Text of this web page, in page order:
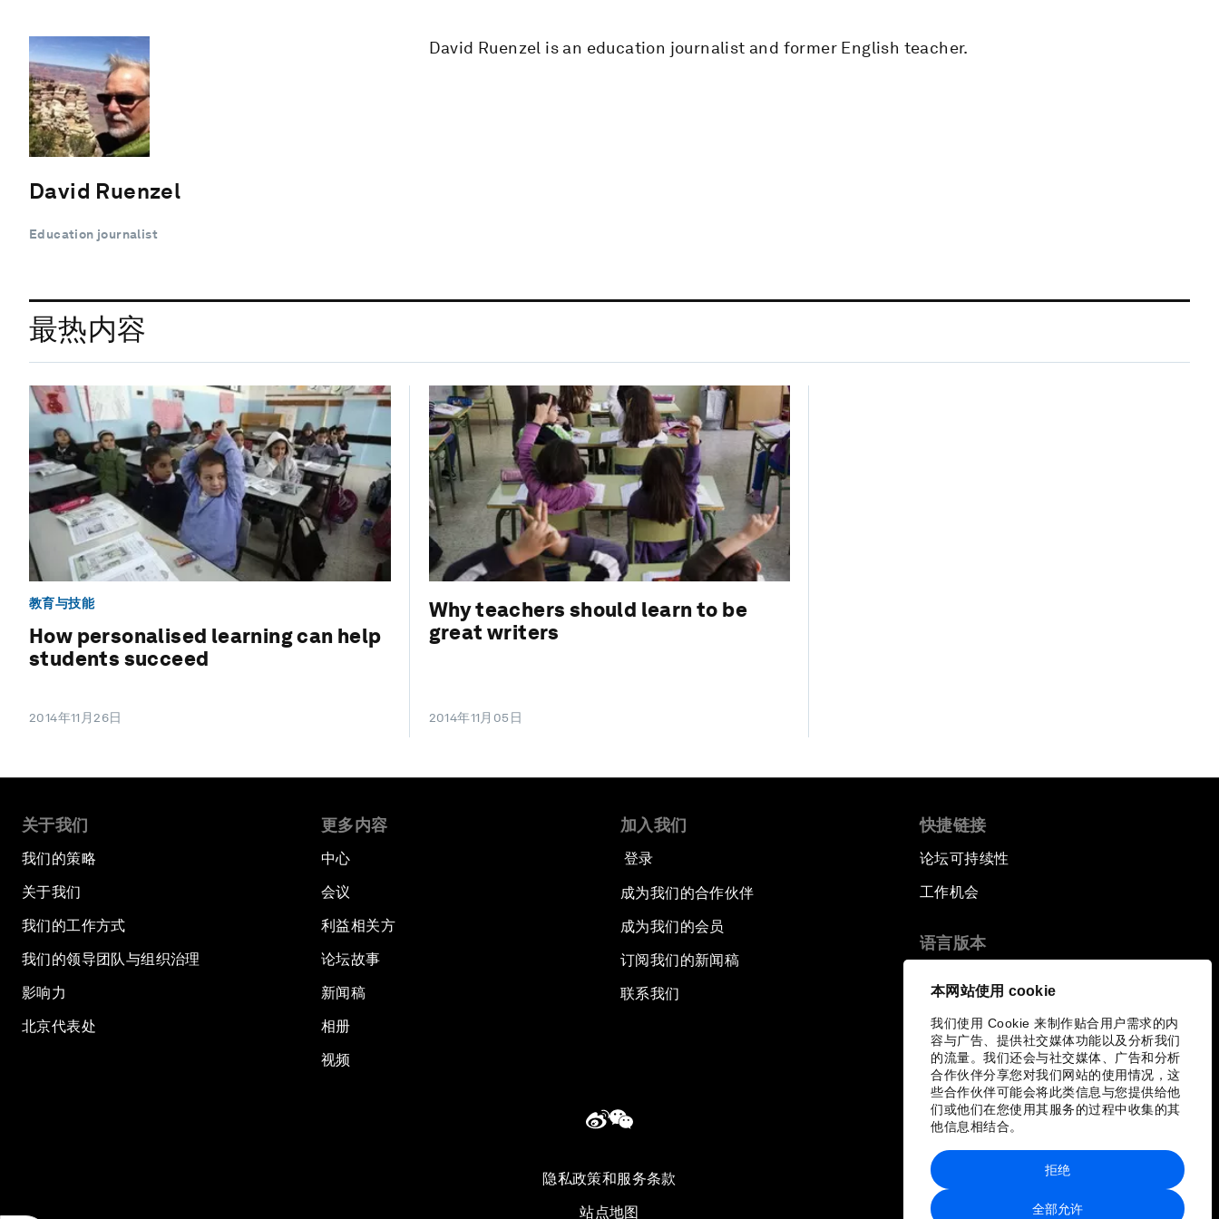
本网站使用 cookie
我们使用 Cookie 来制作贴合用户需求的内
容与广告、提供社交媒体功能以及分析我们
的流量。我们还会与社交媒体、广告和分析
合作伙伴分享您对我们网站的使用情况，这
些合作伙伴可能会将此类信息与您提供给他
们或他们在您使用其服务的过程中收集的其
他信息相结合。
全部允许
拒绝
David Ruenzel
Education journalist
David Ruenzel is an education journalist and former English teacher.
最热内容
教育与技能
How personalised learning can help
students succeed
2014年11月26日
Why teachers should learn to be
great writers
2014年11月05日
关于我们
我们的策略
关于我们
我们的工作方式
我们的领导团队与组织治理
影响力
北京代表处
更多内容
中心
会议
利益相关方
论坛故事
新闻稿
相册
视频
加入我们
登录
成为我们的合作伙伴
成为我们的会员
订阅我们的新闻稿
联系我们
快捷链接
论坛可持续性
工作机会
语言版本
隐私政策和服务条款
站点地图